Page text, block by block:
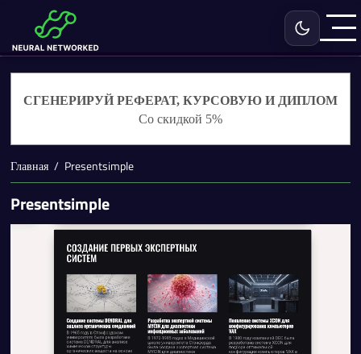
Включить
СГЕНЕРИРУЙ РЕФЕРАТ, КУРСОВУЮ И ДИПЛОМ
Со скидкой 5%
Главная Presentsimple
Presentsimple